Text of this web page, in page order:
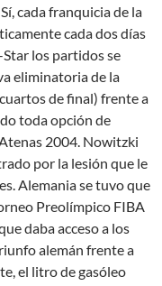
cada franquicia de la
cada dos días
los partidos se
eliminatoria de la
de final) frente a
toda opción de
2004. Nowitzki
por la lesión que le
Alemania se tuvo que
Preolímpico FIBA
daba acceso a los
alemán frente a
el litro de gasóleo